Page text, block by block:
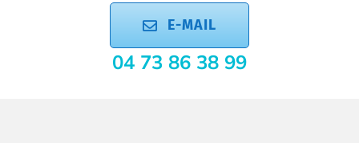
E-MAIL
04 73 86 38 99